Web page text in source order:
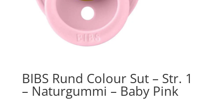
BIBS Rund Colour Sut – Str. 1
– Naturgummi – Baby Pink